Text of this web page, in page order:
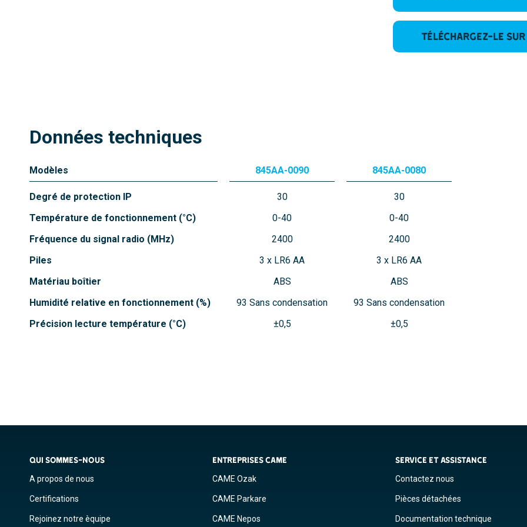
Téléchargez-le
Données techniques
Modèles
Degré de protection IP
Température de fonctionnement (°C)
Fréquence du signal radio (MHz)
Piles
Matériau boîtier
Humidité relative en fonctionnement (%)
Précision lecture température (°C)
845AA-0090
30
0-40
2400
3 x LR6 AA
ABS
93 Sans condensation
±0,5
845AA-0080
30
0-40
2400
3 x LR6 AA
ABS
93 Sans condensation
±0,5
QUI SOMMES-NOUS
A propos de nous
Certifications
Rejoinez notre èquipe
ENTREPRISES CAME
CAME Ozak
CAME Parkare
CAME Nepos
SERVICE ET ASSISTANCE
Contactez nous
Pièces détachées
Documentation technique